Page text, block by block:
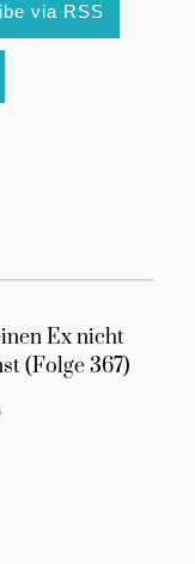
via RSS
Ex nicht
(Folge 367)